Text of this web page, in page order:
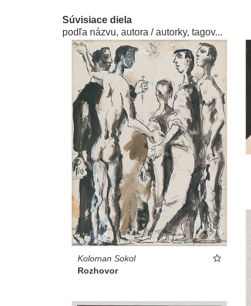
Súvisiace diela
podľa názvu, autora / autorky, tagov...
Koloman Sokol
Rozhovor